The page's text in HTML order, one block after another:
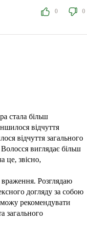
0 0
стала більш
відчуття
відчуття загального
виглядає більш
це, звісно,
Розглядаю
догляду за собою
рекомендувати
загального